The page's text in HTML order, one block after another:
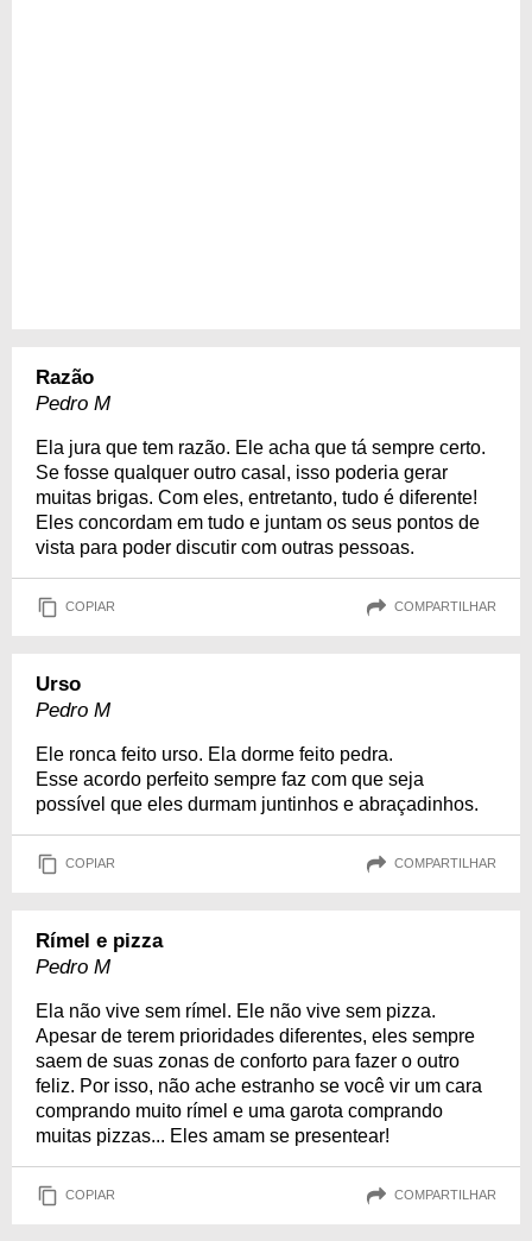
Razão
Pedro M
Ela jura que tem razão. Ele acha que tá sempre certo.
Se fosse qualquer outro casal, isso poderia gerar
muitas brigas. Com eles, entretanto, tudo é diferente!
Eles concordam em tudo e juntam os seus pontos de
vista para poder discutir com outras pessoas.
COPIAR COMPARTILHAR
Urso
Pedro M
Ele ronca feito urso. Ela dorme feito pedra.
Esse acordo perfeito sempre faz com que seja
possível que eles durmam juntinhos e abraçadinhos.
COPIAR COMPARTILHAR
Rímel e pizza
Pedro M
Ela não vive sem rímel. Ele não vive sem pizza.
Apesar de terem prioridades diferentes, eles sempre
saem de suas zonas de conforto para fazer o outro
feliz. Por isso, não ache estranho se você vir um cara
comprando muito rímel e uma garota comprando
muitas pizzas... Eles amam se presentear!
COPIAR COMPARTILHAR